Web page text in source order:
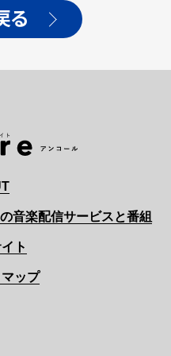
る
音楽配信サービスと番組
ト
ップ